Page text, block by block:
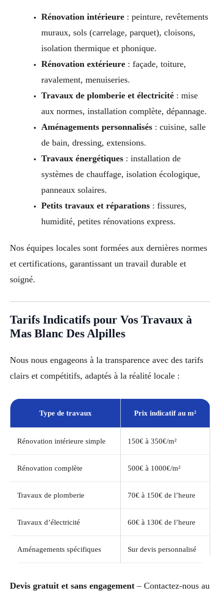
Rénovation intérieure: peinture, revêtements
muraux, sols (carrelage, parquet), cloisons,
isolation thermique et phonique.
Rénovation extérieure: façade, toiture,
ravalement, menuiseries.
Travaux de plomberie et électricité: mise
aux normes, installation complète, dépannage.
Aménagements personnalisés: cuisine, salle
de bain, dressing, extensions.
Travaux énergétiques: installation de
systèmes de chauffage, isolation écologique,
panneaux solaires.
Petits travaux et réparations: fissures,
humidité, petites rénovations express.
Nos équipes locales sont formées aux dernières normes
et certifications, garantissant un travail durable et
soigné.
Tarifs Indicatifs pour Vos Travaux à
Mas Blanc Des Alpilles
Nous nous engageons à la transparence avec des tarifs
clairs et compétitifs, adaptés à la réalité locale :
Type de travaux Prix indicatif au m²
Rénovation intérieure simple 150€ à 350€/m²
Rénovation complète 500€ à 1000€/m²
Travaux de plomberie 70€ à 150€ de l’heure
Travaux d’électricité 60€ à 130€ de l’heure
Aménagements spécifiques Sur devis personnalisé
Devis gratuit et sans engagement – Contactez-nous au